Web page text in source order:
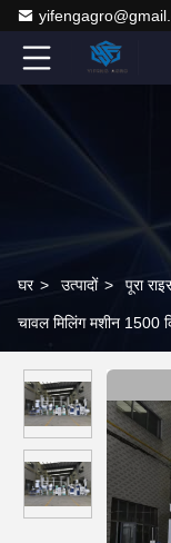
घर > उत्पादों > पूरा
चावल मिलिंग मशीन 1500